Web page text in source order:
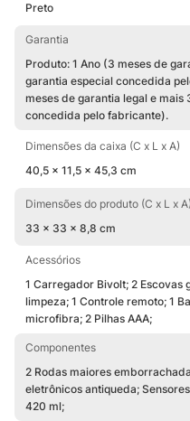
Preto
Garantia
Produto: 1 Ano (3 meses de
garantia especial concedida
meses de garantia legal e mais
concedida pelo fabricante).
Dimensões da caixa (C x L x A)
40,5 x 11,5 x 45,3 cm
Dimensões do produto (C x L x A)
33 x 33 x 8,8 cm
Acessórios
1 Carregador Bivolt; 2 Escovas
limpeza; 1 Controle remoto; 1
microfibra; 2 Pilhas AAA;
Componentes
2 Rodas maiores
eletrônicos antiqueda;
420 ml;